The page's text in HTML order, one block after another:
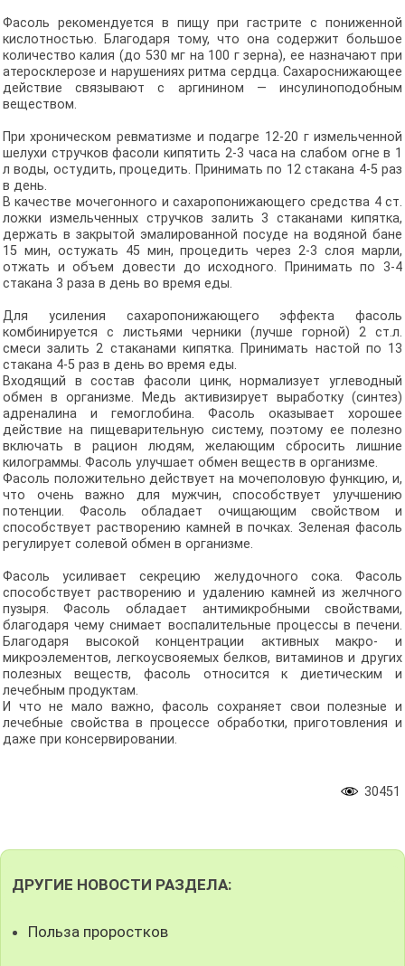
Фасоль рекомендуется в пищу при гастрите с пониженной
кислотностью. Благодаря тому, что она содержит большое
количество калия (до 530 мг на 100 г зерна), ее назначают при
атеросклерозе и нарушениях ритма сердца. Сахароснижающее
действие связывают с аргинином — инсулиноподобным
веществом.
При хроническом ревматизме и подагре 12-20 г измельченной
шелухи стручков фасоли кипятить 2-3 часа на слабом огне в 1
л воды, остудить, процедить. Принимать по 12 стакана 4-5 раз
в день.
В качестве мочегонного и сахаропонижающего средства 4 ст.
ложки измельченных стручков залить 3 стаканами кипятка,
держать в закрытой эмалированной посуде на водяной бане
15 мин, остужать 45 мин, процедить через 2-3 слоя марли,
отжать и объем довести до исходного. Принимать по 3-4
стакана 3 раза в день во время еды.
Для усиления сахаропонижающего эффекта фасоль
комбинируется с листьями черники (лучше горной) 2 ст.л.
смеси залить 2 стаканами кипятка. Принимать настой по 13
стакана 4-5 раз в день во время еды.
Входящий в состав фасоли цинк, нормализует углеводный
обмен в организме. Медь активизирует выработку (синтез)
адреналина и гемоглобина. Фасоль оказывает хорошее
действие на пищеварительную систему, поэтому ее полезно
включать в рацион людям, желающим сбросить лишние
килограммы. Фасоль улучшает обмен веществ в организме.
Фасоль положительно действует на мочеполовую функцию, и,
что очень важно для мужчин, способствует улучшению
потенции. Фасоль обладает очищающим свойством и
способствует растворению камней в почках. Зеленая фасоль
регулирует солевой обмен в организме.
Фасоль усиливает секрецию желудочного сока. Фасоль
способствует растворению и удалению камней из желчного
пузыря. Фасоль обладает антимикробными свойствами,
благодаря чему снимает воспалительные процессы в печени.
Благодаря высокой концентрации активных макро- и
микроэлементов, легкоусвояемых белков, витаминов и других
полезных веществ, фасоль относится к диетическим и
лечебным продуктам.
И что не мало важно, фасоль сохраняет свои полезные и
лечебные свойства в процессе обработки, приготовления и
даже при консервировании.
30451
ДРУГИЕ НОВОСТИ РАЗДЕЛА:
Польза проростков